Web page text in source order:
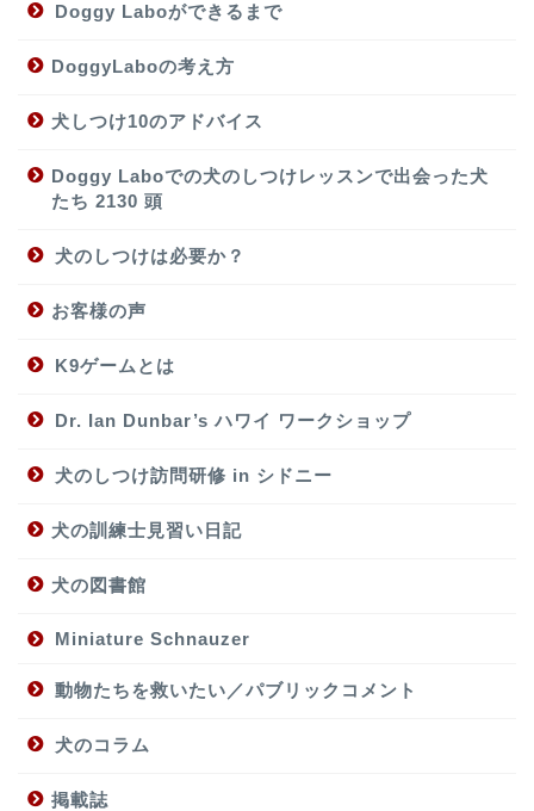
Doggy Laboができるまで
DoggyLaboの考え方
犬しつけ10のアドバイス
Doggy Laboでの犬のしつけレッスンで出会った犬
たち 2130 頭
犬のしつけは必要か？
お客様の声
K9ゲームとは
Dr. Ian Dunbar’s ハワイ ワークショップ
犬のしつけ訪問研修 in シドニー
犬の訓練士見習い日記
犬の図書館
Miniature Schnauzer
動物たちを救いたい／パブリックコメント
犬のコラム
掲載誌